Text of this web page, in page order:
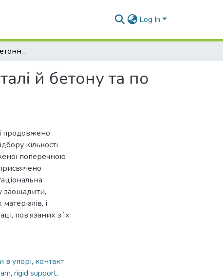
Log In
Руйнування сталебетонної балки по контакту сталі й бетону та по похилій тріщині
й бетону та по
продовжено
кількості
поперечною
заощадити,
і
пов’язаних з їх
в упорі, контакт
, rigid support,